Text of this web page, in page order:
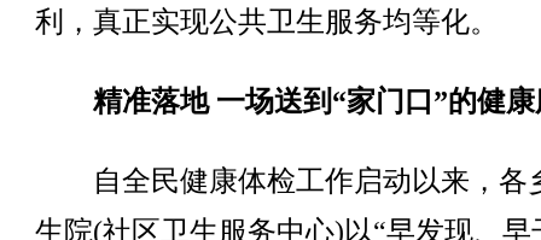
利，真正实现公共卫生服务均等化。
精准落地 一场送到“家门口”的健
自全民健康体检工作启动以来，各
生院(社区卫生服务中心)以“早发现、早